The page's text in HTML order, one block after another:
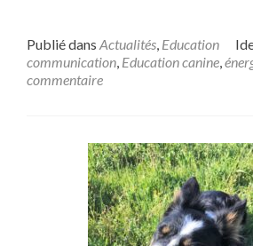
Publié dans Actualités, Education
communication, Education canine,
commentaire